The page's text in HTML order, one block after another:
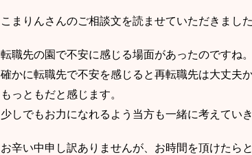
こまりんさんのご相談文を読ませていただきました
転職先の園で不安に感じる場面があったのですね。
確かに転職先で不安を感じると再転職先は大丈夫
もっともだと感じます。
少しでもお力になれるよう当方も一緒に考えてい
お辛い中申し訳ありませんが、お時間を頂けたらと